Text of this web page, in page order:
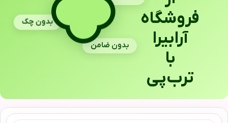
فروشگاه
آرابیرا
با
ترب‌پی
بدون چک
بدون ضامن